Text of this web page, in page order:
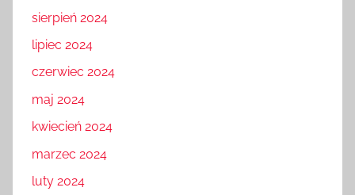
sierpień 2024
lipiec 2024
czerwiec 2024
maj 2024
kwiecień 2024
marzec 2024
luty 2024